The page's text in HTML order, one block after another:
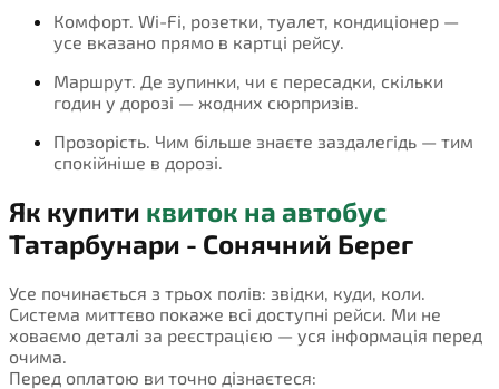
Комфорт. Wi-Fi, розетки, туалет, кондиціонер —
усе вказано прямо в картці рейсу.
Маршрут. Де зупинки, чи є пересадки, скільки
годин у дорозі — жодних сюрпризів.
Прозорість. Чим більше знаєте заздалегідь — тим
спокійніше в дорозі.
Як купити квиток на автобус
Татарбунари - Сонячний Берег
Усе починається з трьох полів: звідки, куди, коли.
Система миттєво покаже всі доступні рейси. Ми не
ховаємо деталі за реєстрацією — уся інформація перед
очима.
Перед оплатою ви точно дізнаєтеся: